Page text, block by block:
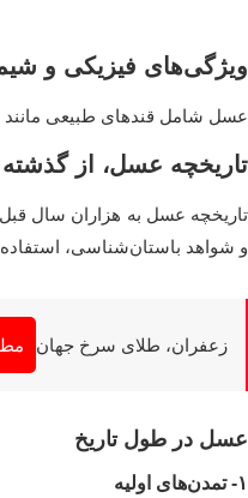
ویژگی‌های فیزیکی و
عسل شامل قندهای طبیعی مانند
تاریخچه عسل، از گذشته
تاریخچه عسل به هزاران سال
و شواهد باستان‌شناسی،
زعفران، طلای سرخ جهان
عسل در طول تاریخ
۱- تمدن‌های اولیه